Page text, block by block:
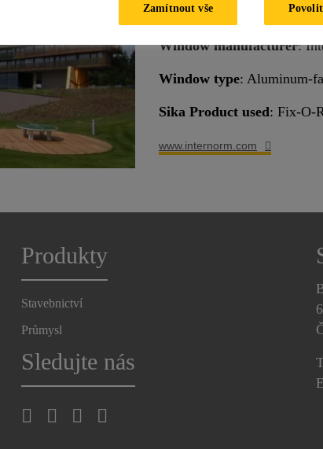
Architect : Architekturbüro
Window manufacturer:
Window type: Aluminum-
Sika Product used: Fix-O-
www.internorm.com
Produkty
Stavebnictví
Průmysl
Sledujte nás
Zamítnout vše Povolit